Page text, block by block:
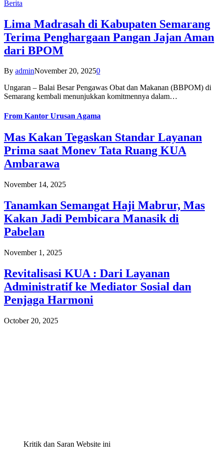
Berita
Lima Madrasah di Kabupaten Semarang
Terima Penghargaan Pangan Jajan Aman
dari BPOM
By adminNovember 20, 20250
Ungaran – Balai Besar Pengawas Obat dan Makanan (BBPOM) di
Semarang kembali menunjukkan komitmennya dalam…
From Kantor Urusan Agama
Mas Kakan Tegaskan Standar Layanan
Prima saat Monev Tata Ruang KUA
Ambarawa
November 14, 2025
Tanamkan Semangat Haji Mabrur, Mas
Kakan Jadi Pembicara Manasik di
Pabelan
November 1, 2025
Revitalisasi KUA : Dari Layanan
Administratif ke Mediator Sosial dan
Penjaga Harmoni
October 20, 2025
Kritik dan Saran Website ini